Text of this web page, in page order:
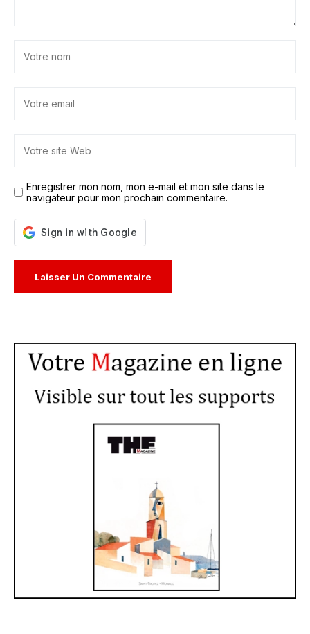
Enregistrer mon nom, mon e-mail et mon site dans le
navigateur pour mon prochain commentaire.